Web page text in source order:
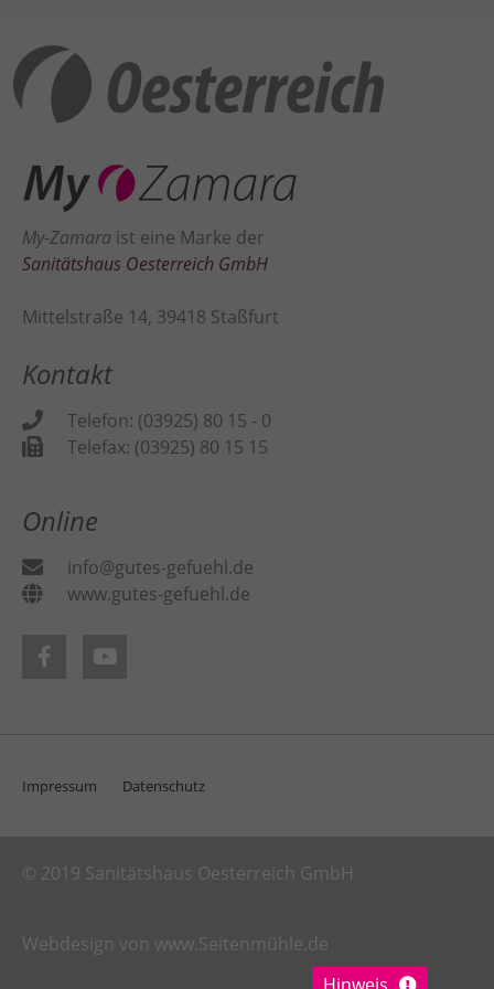
My-Zamara ist eine Marke der
Sanitätshaus Oesterreich GmbH
Mittelstraße 14, 39418 Staßfurt
Kontakt
Telefon: (03925) 80 15 - 0
Telefax: (03925) 80 15 15
Online
info@gutes-gefuehl.de
www.gutes-gefuehl.de
Impressum Datenschutz
© 2019 Sanitätshaus Oesterreich GmbH
Webdesign von www.Seitenmühle.de
werden, bedarf der Zugriff auf diese Inhalte keiner manuellen
Zustimmung mehr.
Cookie-Informationen anzeigen